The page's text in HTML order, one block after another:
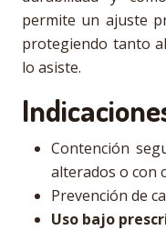
permite un ajuste
protegiendo tanto
lo asiste.
Contención
alterados o con
Prevención de
Uso bajo